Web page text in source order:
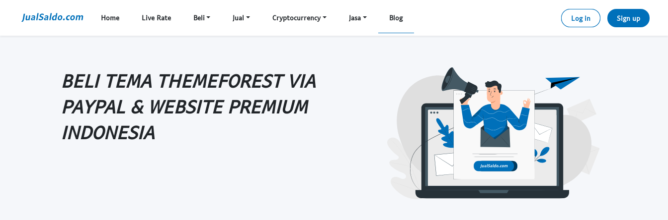
Home Live Rate Beli Jual Cryptocurrency Jasa Blog Log in Sign up
BELI TEMA THEMEFOREST VIA
PAYPAL & WEBSITE PREMIUM
INDONESIA